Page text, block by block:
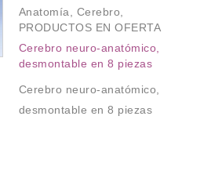
Anatomía, Cerebro,
PRODUCTOS EN OFERTA
Cerebro neuro-anatómico,
desmontable en 8 piezas
Cerebro neuro-anatómico,
desmontable en 8 piezas